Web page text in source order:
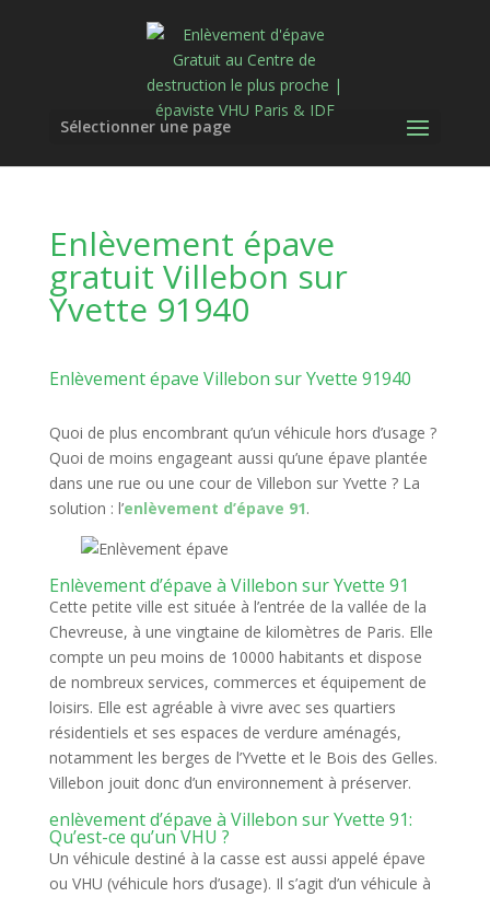
Sélectionner une page
Enlèvement épave
gratuit Villebon sur
Yvette 91940
Enlèvement épave Villebon sur Yvette 91940
Quoi de plus encombrant qu’un véhicule hors d’usage ?
Quoi de moins engageant aussi qu’une épave plantée
dans une rue ou une cour de Villebon sur Yvette ? La
solution : l’enlèvement d’épave 91.
Enlèvement d’épave à Villebon sur Yvette 91
Cette petite ville est située à l’entrée de la vallée de la
Chevreuse, à une vingtaine de kilomètres de Paris. Elle
compte un peu moins de 10000 habitants et dispose
de nombreux services, commerces et équipement de
loisirs. Elle est agréable à vivre avec ses quartiers
résidentiels et ses espaces de verdure aménagés,
notamment les berges de l’Yvette et le Bois des Gelles.
Villebon jouit donc d’un environnement à préserver.
enlèvement d’épave à Villebon sur Yvette 91:
Qu’est-ce qu’un VHU ?
Un véhicule destiné à la casse est aussi appelé épave
ou VHU (véhicule hors d’usage). Il s’agit d’un véhicule à